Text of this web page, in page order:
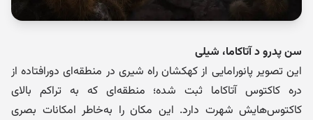
سن پدرو د آتاکاما، شیلی
این تصویر پانورامایی از کهکشان راه شیری در منطقه‌ای دورافتاده از
دره کاکتوس آتاکاما ثبت شده؛ منطقه‌ای که به تراکم بالای
کاکتوس‌هایش شهرت دارد. این مکان را به‌خاطر امکانات بصری